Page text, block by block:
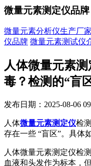
微量元素测定仪品牌
微量元素分析仪生产厂家
仪品牌 微量元素测试仪
人体微量元素
毒？检测的“盲
发布日期：2025-08-06
人体微量元素测定仪检
存在一些 “盲区”。具体
人体微量元素测定仪检
血液和头发作为标本，